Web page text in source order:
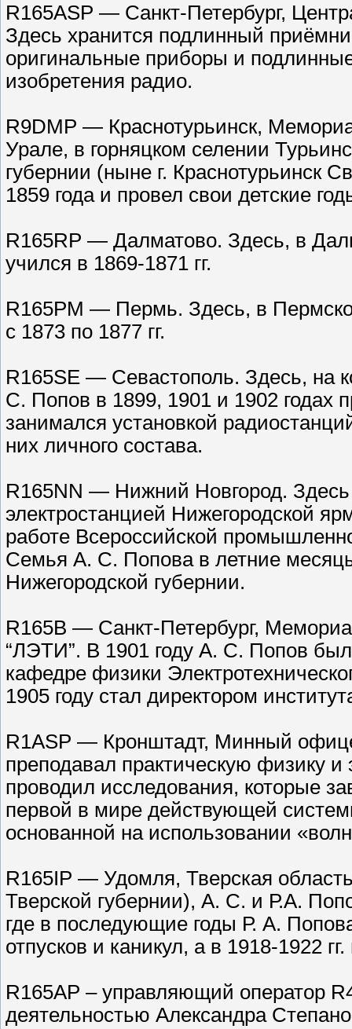
R165ASP — Санкт-Петербург,
Здесь хранится подлинный
оригинальные приборы и
изобретения радио.
R9DMP — Краснотурьинск,
Урале, в горняцком селении
губернии (ныне г. Краснотурьинск
1859 года и провел свои детские
R165RP — Далматово. Здесь, в
учился в 1869-1871 гг.
R165PM — Пермь. Здесь, в
с 1873 по 1877 гг.
R165SE — Севастополь. Здесь, на
С. Попов в 1899, 1901 и 1902 годах
занимался установкой
них личного состава.
R165NN — Нижний Новгород.
электростанцией Нижегородской
работе Всероссийской
Семья А. С. Попова в летние
Нижегородской губернии.
R165B — Санкт-Петербург,
“ЛЭТИ”. В 1901 году А. С. Попов
кафедре физики
1905 году стал директором
R1ASP — Кронштадт, Минный
преподавал практическую физику и
проводил исследования, которые
первой в мире действующей
основанной на использовании
R165IP — Удомля, Тверская
Тверской губернии), А. С. и Р.А.
где в последующие годы Р. А.
отпусков и каникул, а в 1918-1922
R165AP – управляющий оператор
деятельностью Александра